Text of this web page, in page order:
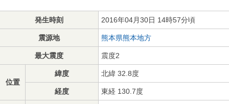
発生時刻 2016年04月30日 14時57分頃
震源地 熊本県熊本地方
最大震度 震度2
位置
緯度 北緯 32.8度
経度 東経 130.7度